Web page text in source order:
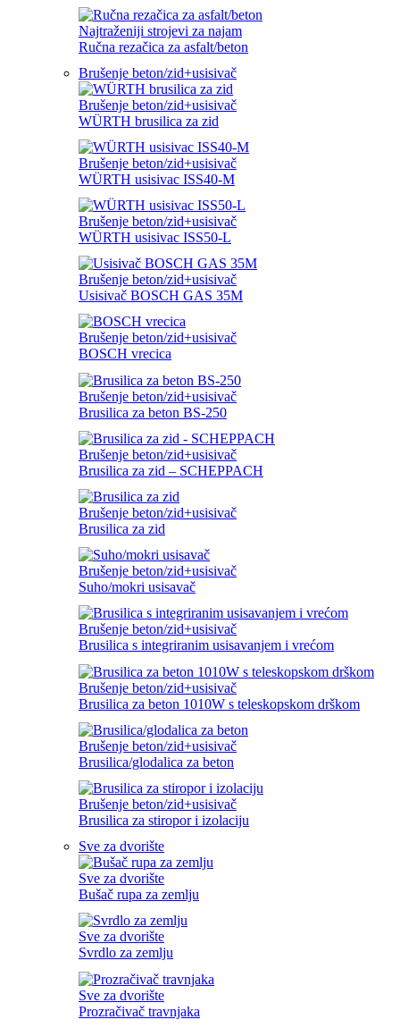
Najtraženiji strojevi za najam
Ručna rezačica za asfalt/beton
Brušenje beton/zid+usisivač
Brušenje beton/zid+usisivač
WÜRTH brusilica za zid
Brušenje beton/zid+usisivač
WÜRTH usisivac ISS40-M
Brušenje beton/zid+usisivač
WÜRTH usisivac ISS50-L
Brušenje beton/zid+usisivač
Usisivač BOSCH GAS 35M
Brušenje beton/zid+usisivač
BOSCH vrecica
Brušenje beton/zid+usisivač
Brusilica za beton BS-250
Brušenje beton/zid+usisivač
Brusilica za zid – SCHEPPACH
Brušenje beton/zid+usisivač
Brusilica za zid
Brušenje beton/zid+usisivač
Suho/mokri usisavač
Brušenje beton/zid+usisivač
Brusilica s integriranim usisavanjem i vrećom
Brušenje beton/zid+usisivač
Brusilica za beton 1010W s teleskopskom drškom
Brušenje beton/zid+usisivač
Brusilica/glodalica za beton
Brušenje beton/zid+usisivač
Brusilica za stiropor i izolaciju
Sve za dvorište
Sve za dvorište
Bušač rupa za zemlju
Sve za dvorište
Svrdlo za zemlju
Sve za dvorište
Prozračivač travnjaka